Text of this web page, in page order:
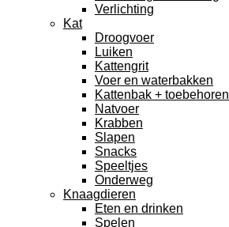
Verlichting
Kat
Droogvoer
Luiken
Kattengrit
Voer en waterbakken
Kattenbak + toebehoren
Natvoer
Krabben
Slapen
Snacks
Speeltjes
Onderweg
Knaagdieren
Eten en drinken
Spelen